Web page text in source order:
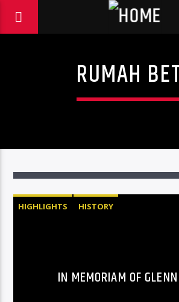
RUMAH
HIGHLIGHTS HISTORY
IN MEMORIAM OF